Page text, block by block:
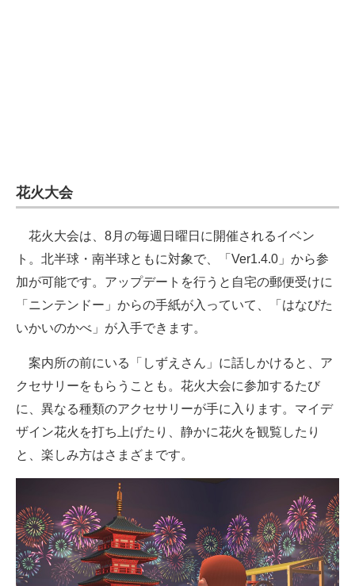
花火大会
花火大会は、8月の毎週日曜日に開催されるイベン
ト。北半球・南半球ともに対象で、「Ver1.4.0」から参
加が可能です。アップデートを行うと自宅の郵便受けに
「ニンテンドー」からの手紙が入っていて、「はなびた
いかいのかべ」が入手できます。
案内所の前にいる「しずえさん」に話しかけると、ア
クセサリーをもらうことも。花火大会に参加するたび
に、異なる種類のアクセサリーが手に入ります。マイデ
ザイン花火を打ち上げたり、静かに花火を観覧したり
と、楽しみ方はさまざまです。